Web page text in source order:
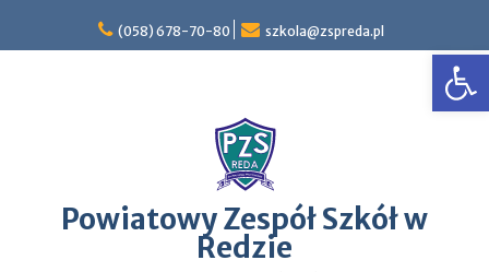
content
(058) 678-70-80 szkola@zspreda.pl
Powiatowy Zespół Szkół w
Redzie